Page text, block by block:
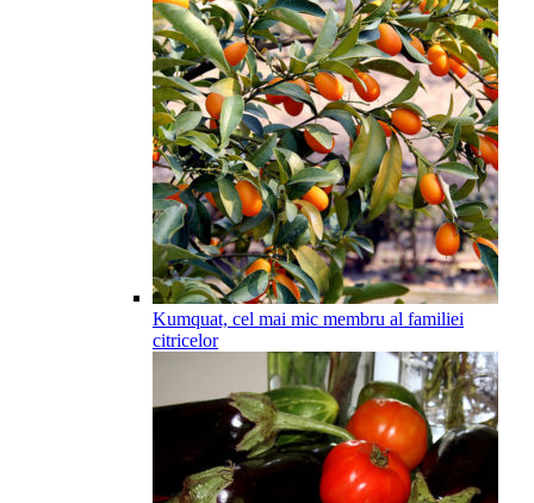
Kumquat, cel mai mic membru al familiei
citricelor